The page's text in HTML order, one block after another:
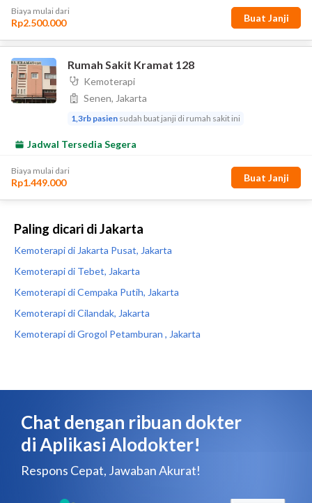
Paling dicari di Jakarta
Kemoterapi di Jakarta Pusat, Jakarta
Kemoterapi di Tebet, Jakarta
Kemoterapi di Cempaka Putih, Jakarta
Kemoterapi di Cilandak, Jakarta
Kemoterapi di Grogol Petamburan , Jakarta